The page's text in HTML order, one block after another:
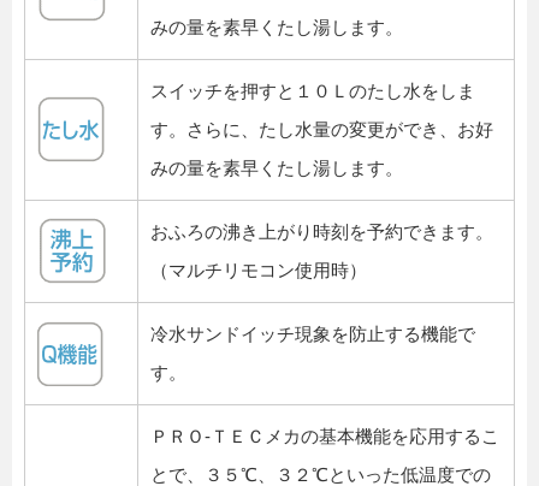
みの量を素早くたし湯します。
スイッチを押すと１０Ｌのたし水をしま
す。さらに、たし水量の変更ができ、お好
みの量を素早くたし湯します。
おふろの沸き上がり時刻を予約できます。
（マルチリモコン使用時）
冷水サンドイッチ現象を防止する機能で
す。
ＰＲＯ-ＴＥＣメカの基本機能を応用するこ
とで、３５℃、３２℃といった低温度での